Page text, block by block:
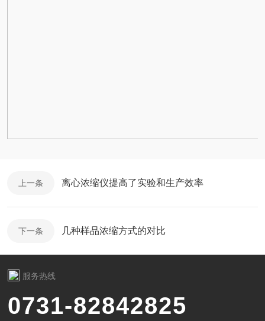
上一条 离心浓缩仪提高了实验和生产效率
下一条 几种样品浓缩方式的对比
服务热线
0731-82842825